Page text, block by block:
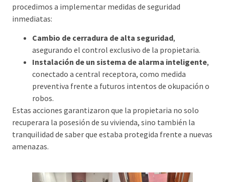
procedimos a implementar medidas de seguridad
inmediatas:
Cambio de cerradura de alta seguridad,
asegurando el control exclusivo de la propietaria.
Instalación de un sistema de alarma inteligente,
conectado a central receptora, como medida
preventiva frente a futuros intentos de okupación o
robos.
Estas acciones garantizaron que la propietaria no solo
recuperara la posesión de su vivienda, sino también la
tranquilidad de saber que estaba protegida frente a nuevas
amenazas.